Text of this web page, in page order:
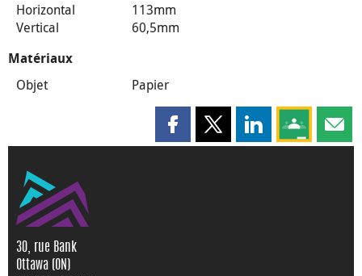
Horizontal
113mm
Vertical
60,5mm
Matériaux
Objet Papier
Partager cette page sur
Partager cette page sur X
Partager cette
Partagez
30, rue Bank
Ottawa (ON)